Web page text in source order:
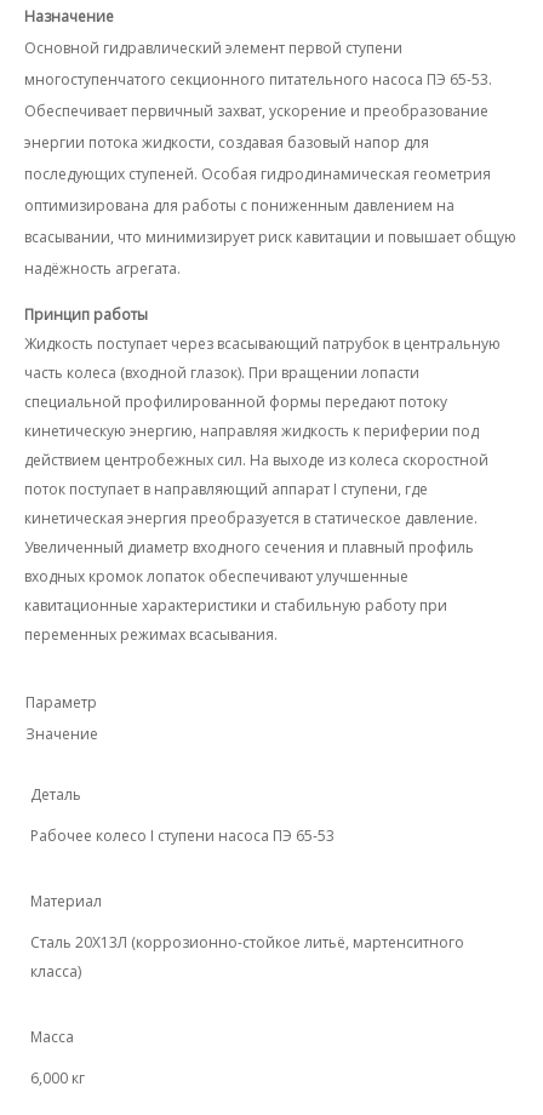
Назначение
Основной гидравлический элемент первой ступени
многоступенчатого секционного питательного насоса ПЭ 65-53.
Обеспечивает первичный захват, ускорение и преобразование
энергии потока жидкости, создавая базовый напор для
последующих ступеней. Особая гидродинамическая геометрия
оптимизирована для работы с пониженным давлением на
всасывании, что минимизирует риск кавитации и повышает общую
надёжность агрегата.
Принцип работы
Жидкость поступает через всасывающий патрубок в центральную
часть колеса (входной глазок). При вращении лопасти
специальной профилированной формы передают потоку
кинетическую энергию, направляя жидкость к периферии под
действием центробежных сил. На выходе из колеса скоростной
поток поступает в направляющий аппарат I ступени, где
кинетическая энергия преобразуется в статическое давление.
Увеличенный диаметр входного сечения и плавный профиль
входных кромок лопаток обеспечивают улучшенные
кавитационные характеристики и стабильную работу при
переменных режимах всасывания.
Параметр
Значение
Деталь
Рабочее колесо I ступени насоса ПЭ 65-53
Материал
Сталь 20Х13Л (коррозионно-стойкое литьё, мартенситного
класса)
Масса
6,000 кг